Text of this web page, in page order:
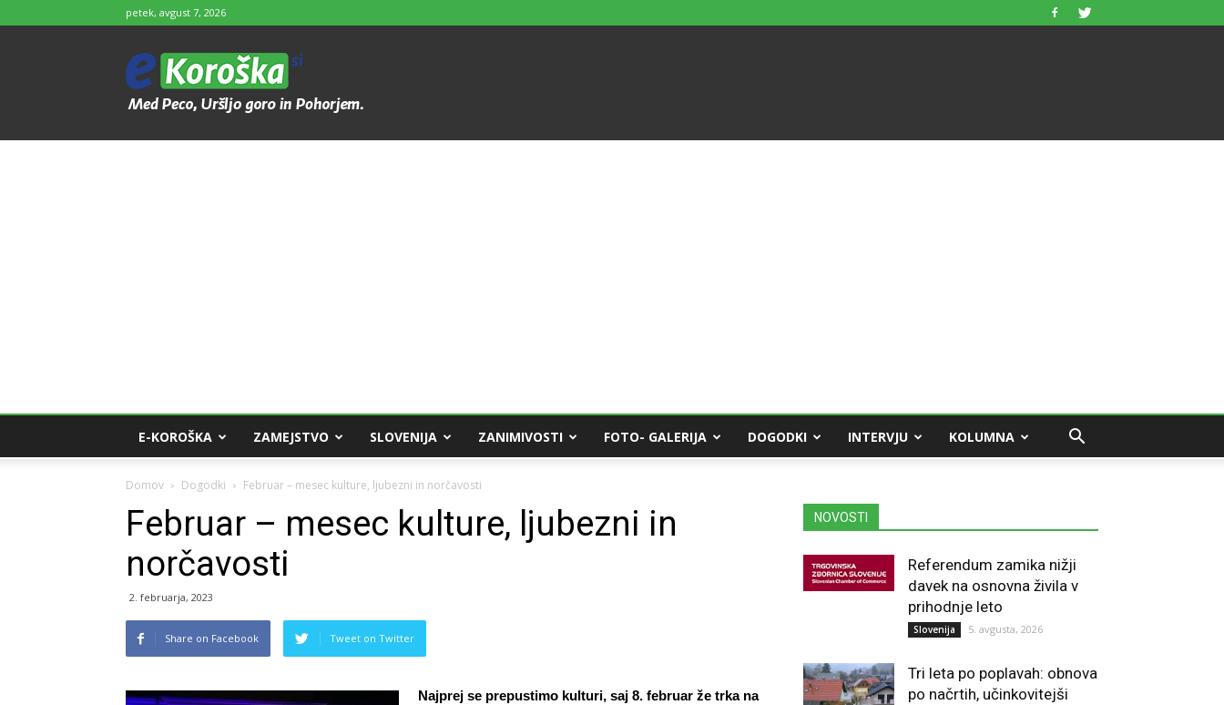
petek, avgust 7, 2026
e-
Koroška
E-KOROŠKA ZAMEJSTVO SLOVENIJA ZANIMIVOSTI FOTO- GALERIJA DOGODKI INTERVJU KOLUMNA
Domov Dogodki Februar – mesec kulture, ljubezni in norčavosti
Februar – mesec kulture, ljubezni in
norčavosti
2. februarja, 2023
Share on Facebook Tweet on Twitter
Najprej se prepustimo kulturi, saj 8. februar že trka na
NOVOSTI
Referendum zamika nižji
davek na osnovna živila v
prihodnje leto
Slovenija 5. avgusta, 2026
Tri leta po poplavah: obnova
po načrtih, učinkovitejši